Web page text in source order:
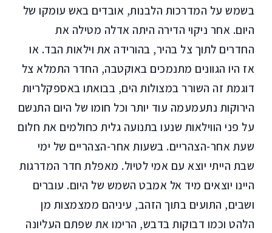
בשמש על המדרכות הלבנות, אובדים באש עומקו של
היום. אחר ניקוי הדירה היתה אדלה מטילה את
החדרים לתוך צל בהיר, בהורידה את וילאות הבד. או
אז היו הגוונים מתנמכים באוקטבה, החדר התמלא צל
דוגמת זה השורר במצולות הים, בבואתו באספקלריות
הירוקות נתעמעמה עוד יותר וכל חומו של היום התנשם
על פני הווילאות שנעו בתנועה גלית כחולמים את חלום
שעת אחר-הצהריים. בשעות אחר-הצהריים של ימי
שבת הייתי יוצא עם אמי לטיול. מאפלת חדר המדרגות
היינו יוצאים מיד אל אמבט השמש של היום. עוברים
ושבים, התועים בתוך הזהב, עיניהם ממצמצות מן
הלהט וכמו דבוקות בדבש, הרימו את שפתם העליונה